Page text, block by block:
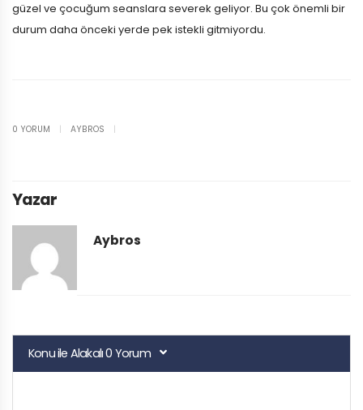
güzel ve çocuğum seanslara severek geliyor. Bu çok önemli bir
durum daha önceki yerde pek istekli gitmiyordu.
0 YORUM AYBROS
Yazar
Aybros
Konu ile Alakalı 0 Yorum